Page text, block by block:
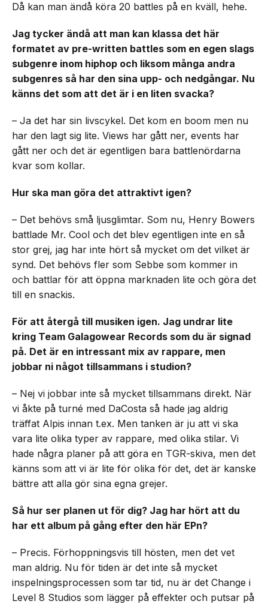
Då kan man ändå köra 20 battles på en kväll, hehe.
Jag tycker ändå att man kan klassa det här
formatet av pre-written battles som en egen slags
subgenre inom hiphop och liksom många andra
subgenres så har den sina upp- och nedgångar. Nu
känns det som att det är i en liten svacka?
– Ja det har sin livscykel. Det kom en boom men nu
har den lagt sig lite. Views har gått ner, events har
gått ner och det är egentligen bara battlenördarna
kvar som kollar.
Hur ska man göra det attraktivt igen?
– Det behövs små ljusglimtar. Som nu, Henry Bowers
battlade Mr. Cool och det blev egentligen inte en så
stor grej, jag har inte hört så mycket om det vilket är
synd. Det behövs fler som Sebbe som kommer in
och battlar för att öppna marknaden lite och göra det
till en snackis.
För att återgå till musiken igen. Jag undrar lite
kring Team Galagowear Records som du är signad
på. Det är en intressant mix av rappare, men
jobbar ni något tillsammans i studion?
– Nej vi jobbar inte så mycket tillsammans direkt. När
vi åkte på turné med DaCosta så hade jag aldrig
träffat Alpis innan t.ex. Men tanken är ju att vi ska
vara lite olika typer av rappare, med olika stilar. Vi
hade några planer på att göra en TGR-skiva, men det
känns som att vi är lite för olika för det, det är kanske
bättre att alla gör sina egna grejer.
Så hur ser planen ut för dig? Jag har hört att du
har ett album på gång efter den här EPn?
– Precis. Förhoppningsvis till hösten, men det vet
man aldrig. Nu för tiden är det inte så mycket
inspelningsprocessen som tar tid, nu är det Change i
Level 8 Studios som lägger på effekter och putsar på